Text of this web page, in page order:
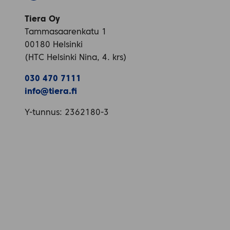
Tiera Oy
Tammasaarenkatu 1
00180 Helsinki
(HTC Helsinki Nina, 4. krs)
030 470 7111
info@tiera.fi
Y-tunnus: 2362180-3